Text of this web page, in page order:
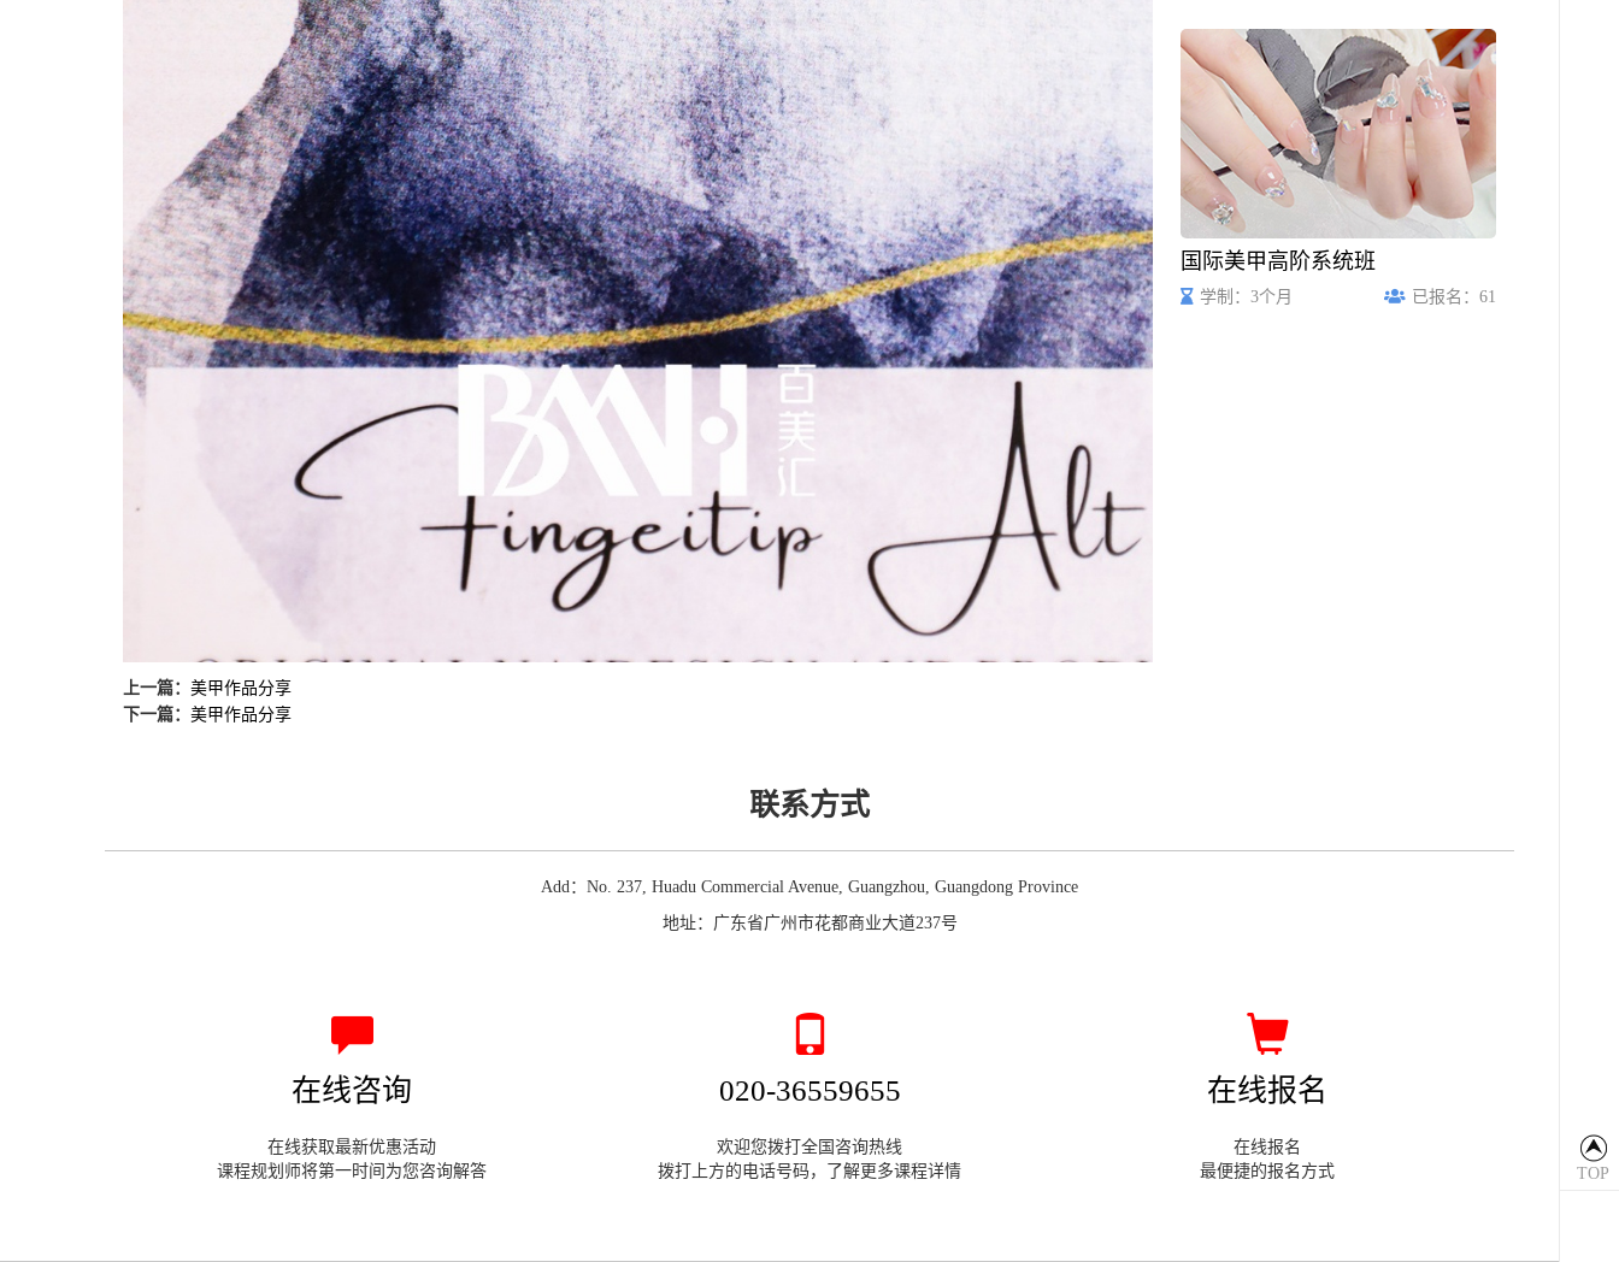
TOP
国际美甲高阶系统班
学制：3个月 已报名：61
上一篇： 美甲作品分享
下一篇： 美甲作品分享
联系方式
Add：No. 237, Huadu Commercial Avenue, Guangzhou, Guangdong Province
地址：广东省广州市花都商业大道237号
在线咨询
在线获取最新优惠活动
课程规划师将第一时间为您咨询解答
020-36559655
欢迎您拨打全国咨询热线
拨打上方的电话号码，了解更多课程详情
在线报名
在线报名
最便捷的报名方式